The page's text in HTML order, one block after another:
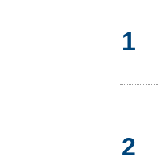
1
2